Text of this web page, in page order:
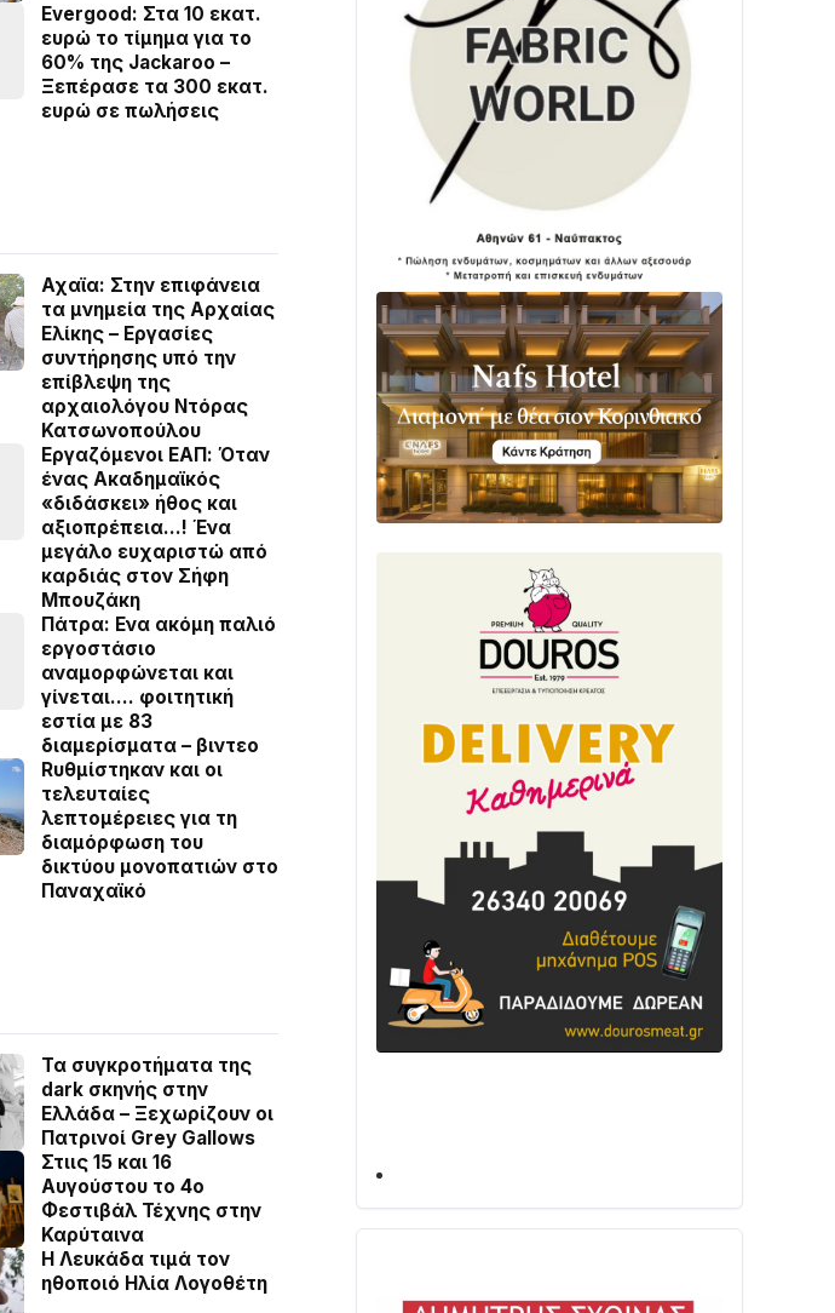
Evergood: Στα 10 εκατ.
ευρώ το τίμημα για το
60% της Jackaroo –
Ξεπέρασε τα 300 εκατ.
ευρώ σε πωλήσεις
Αχαϊα: Στην επιφάνεια
τα μνημεία της Αρχαίας
Ελίκης – Εργασίες
συντήρησης υπό την
επίβλεψη της
αρχαιολόγου Ντόρας
Κατσωνοπούλου
Εργαζόμενοι ΕΑΠ: Όταν
ένας Ακαδημαϊκός
«διδάσκει» ήθος και
αξιοπρέπεια…! Ένα
μεγάλο ευχαριστώ από
καρδιάς στον Σήφη
Μπουζάκη
Πάτρα: Ενα ακόμη παλιό
εργοστάσιο
αναμορφώνεται και
γίνεται…. φοιτητική
εστία με 83
διαμερίσματα – βιντεο
Rυθμίστηκαν και οι
τελευταίες
λεπτομέρειες για τη
διαμόρφωση του
δικτύου μονοπατιών στο
Παναχαϊκό
Τα συγκροτήματα της
dark σκηνής στην
Ελλάδα – Ξεχωρίζουν οι
Πατρινοί Grey Gallows
Στιις 15 και 16
Αυγούστου το 4ο
Φεστιβάλ Τέχνης στην
Καρύταινα
Η Λευκάδα τιμά τον
ηθοποιό Ηλία Λογοθέτη